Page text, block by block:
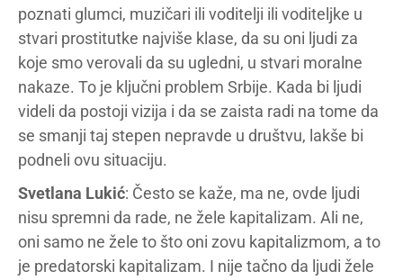
poznati glumci, muzičari ili voditelji ili voditeljke u
stvari prostitutke najviše klase, da su oni ljudi za
koje smo verovali da su ugledni, u stvari moralne
nakaze. To je ključni problem Srbije. Kada bi ljudi
videli da postoji vizija i da se zaista radi na tome da
se smanji taj stepen nepravde u društvu, lakše bi
podneli ovu situaciju.
Svetlana Lukić: Često se kaže, ma ne, ovde ljudi
nisu spremni da rade, ne žele kapitalizam. Ali ne,
oni samo ne žele to što oni zovu kapitalizmom, a to
je predatorski kapitalizam. I nije tačno da ljudi žele